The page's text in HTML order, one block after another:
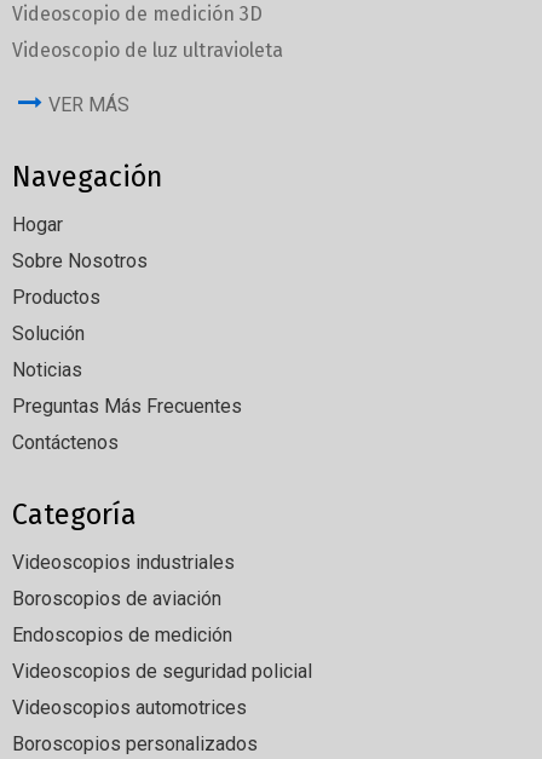
Videoscopio de medición 3D
Videoscopio de luz ultravioleta
VER MÁS
Navegación
Hogar
Sobre Nosotros
Productos
Solución
Noticias
Preguntas Más Frecuentes
Contáctenos
Categoría
Videoscopios industriales
Boroscopios de aviación
Endoscopios de medición
Videoscopios de seguridad policial
Videoscopios automotrices
Boroscopios personalizados